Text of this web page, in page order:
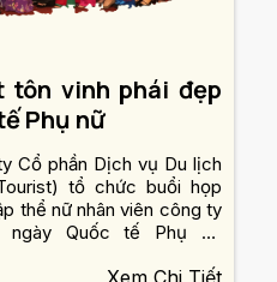
tôn vinh phái đẹp
Phụ nữ
Cổ phần Dịch vụ Du lịch
tổ chức buổi họp
thể nữ nhân viên công ty
ngày Quốc tế Phụ nữ
Xem Chi Tiết